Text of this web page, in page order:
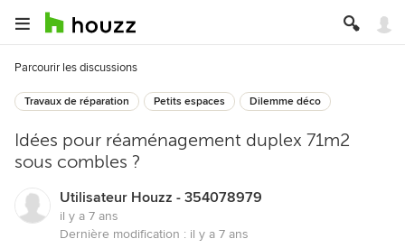
Parcourir les discussions
Travaux de réparation Petits espaces Dilemme déco
Idées pour réaménagement duplex 71m2
sous combles ?
Utilisateur Houzz - 354078979
il y a 7 ans
Dernière modification : il y a 7 ans